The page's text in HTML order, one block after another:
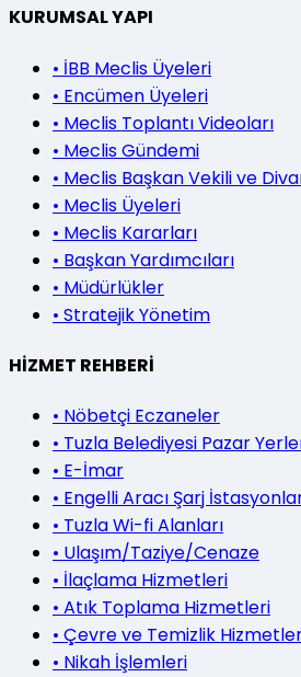
KURUMSAL YAPI
• İBB Meclis Üyeleri
• Encümen Üyeleri
• Meclis Toplantı Videoları
• Meclis Gündemi
• Meclis Başkan Vekili ve
• Meclis Üyeleri
• Meclis Kararları
• Başkan Yardımcıları
• Müdürlükler
• Stratejik Yönetim
HİZMET REHBERİ
• Nöbetçi Eczaneler
• Tuzla Belediyesi Pazar
• E-İmar
• Engelli Aracı Şarj
• Tuzla Wi-fi Alanları
• Ulaşım/Taziye/Cenaze
• İlaçlama Hizmetleri
• Atık Toplama Hizmetleri
• Çevre ve Temizlik
• Nikah İşlemleri